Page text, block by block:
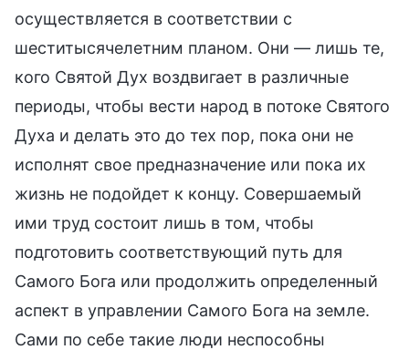
осуществляется в соответствии с
шеститысячелетним планом. Они — лишь те,
кого Святой Дух воздвигает в различные
периоды, чтобы вести народ в потоке Святого
Духа и делать это до тех пор, пока они не
исполнят свое предназначение или пока их
жизнь не подойдет к концу. Совершаемый
ими труд состоит лишь в том, чтобы
подготовить соответствующий путь для
Самого Бога или продолжить определенный
аспект в управлении Самого Бога на земле.
Сами по себе такие люди неспособны